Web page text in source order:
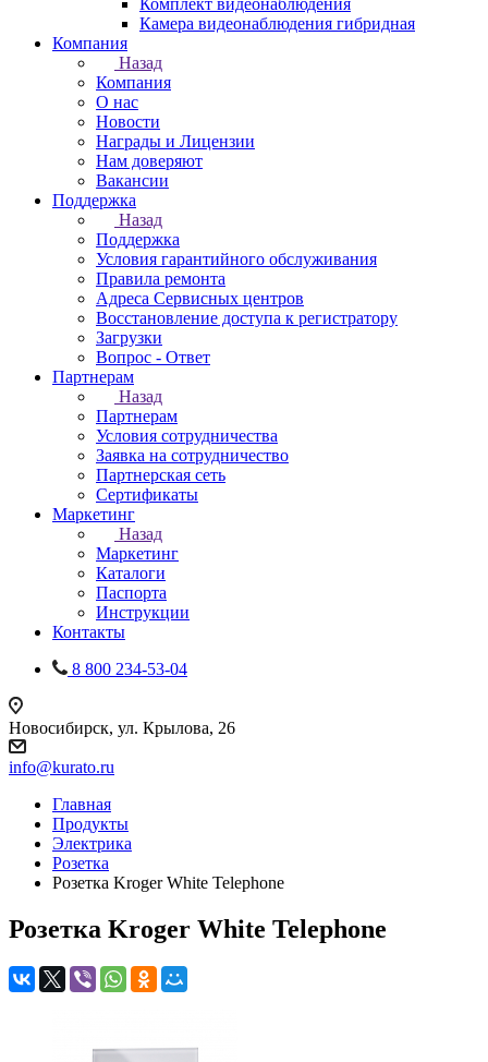
Комплект видеонаблюдения
Камера видеонаблюдения гибридная
Компания
Назад
Компания
О нас
Новости
Награды и Лицензии
Нам доверяют
Вакансии
Поддержка
Назад
Поддержка
Условия гарантийного обслуживания
Правила ремонта
Адреса Сервисных центров
Восстановление доступа к регистратору
Загрузки
Вопрос - Ответ
Партнерам
Назад
Партнерам
Условия сотрудничества
Заявка на сотрудничество
Партнерская сеть
Сертификаты
Маркетинг
Назад
Маркетинг
Каталоги
Паспорта
Инструкции
Контакты
8 800 234-53-04
Новосибирск, ул. Крылова, 26
info@kurato.ru
Главная
Продукты
Электрика
Розетка
Розетка Kroger White Telephone
Розетка Kroger White Telephone